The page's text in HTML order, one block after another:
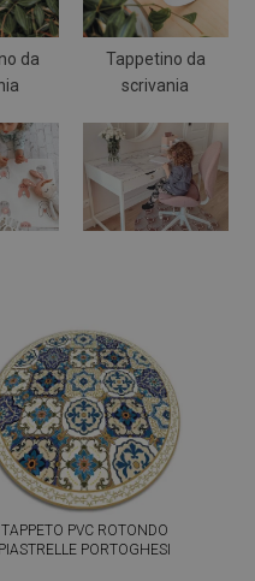
da
Tappetino da
scrivania
TAPPETO PVC ROTONDO
PIASTRELLE PORTOGHESI